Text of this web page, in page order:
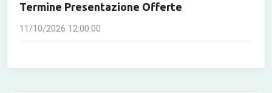
Termine Presentazione Offerte
11/10/2026 12:00:00